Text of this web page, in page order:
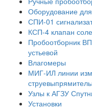
Оборудование
СПИ-01
КСП-4 клапан
Пробоотборник
устьевой
Влагомеры
МИГ-ИЛ линии
Узлы к АГЗУ
Установки